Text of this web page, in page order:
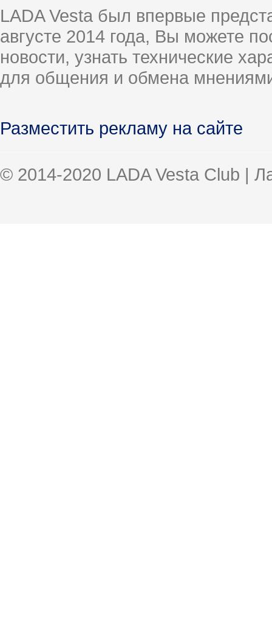
LADA Vesta был впервые
августе 2014 года, Вы можете
новости, узнать технические
для общения и обмена
Разместить рекламу на сайте
© 2014-2020 LADA Vesta Club |